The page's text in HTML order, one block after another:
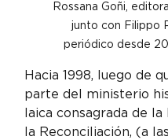
Rossana Goñi,
junto con Filippo
periódico desde
Hacia 1998, luego de
parte del ministerio
laica consagrada de
la Reconciliación, (a